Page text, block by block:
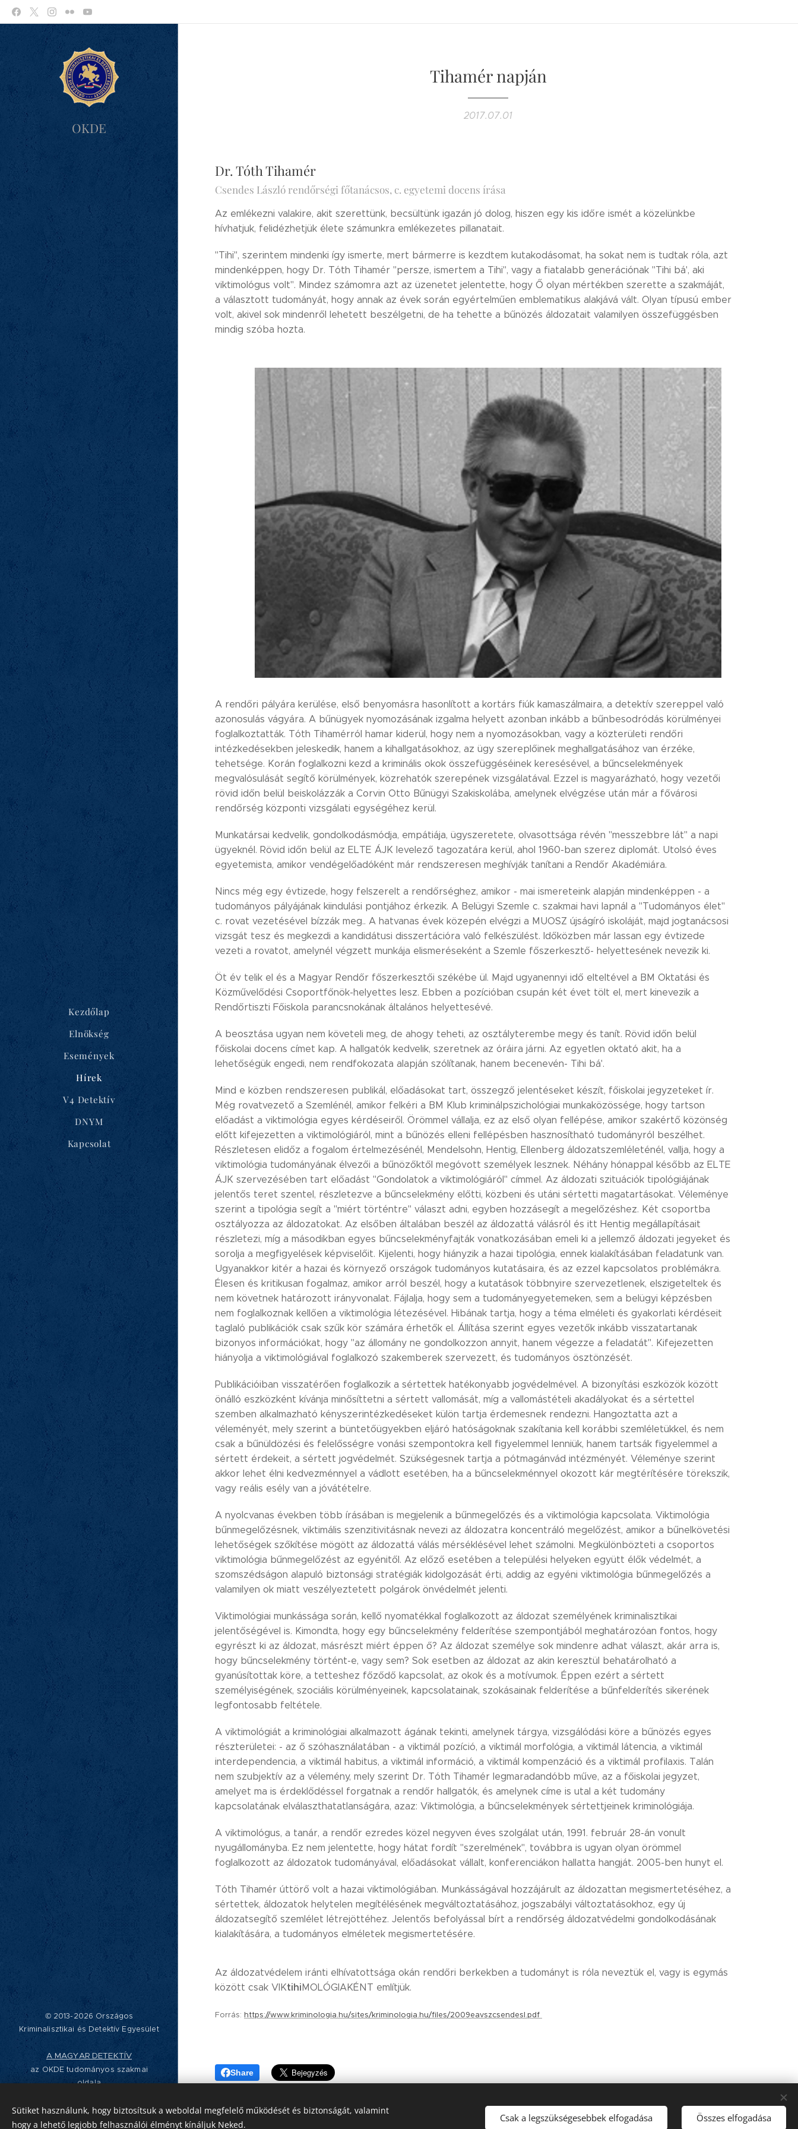
OKDE
Kezdőlap
Elnökség
Események
Hírek
V4 Detektív
DNYM
Kapcsolat
Tihamér napján
2017.07.01
Dr. Tóth Tihamér
Csendes László rendőrségi főtanácsos, c. egyetemi docens írása
Az emlékezni valakire, akit szerettünk, becsültünk igazán jó dolog, hiszen egy kis időre ismét a közelünkbe
hívhatjuk, felidézhetjük élete számunkra emlékezetes pillanatait.
"Tihi", szerintem mindenki így ismerte, mert bármerre is kezdtem kutakodásomat, ha sokat nem is tudtak róla, azt
mindenképpen, hogy Dr. Tóth Tihamér "persze, ismertem a Tihi", vagy a fiatalabb generációnak "Tihi bá', aki
viktimológus volt". Mindez számomra azt az üzenetet jelentette, hogy Ő olyan mértékben szerette a szakmáját,
a választott tudományát, hogy annak az évek során egyértelműen emblematikus alakjává vált. Olyan típusú ember
volt, akivel sok mindenről lehetett beszélgetni, de ha tehette a bűnözés áldozatait valamilyen összefüggésben
mindig szóba hozta.
A rendőri pályára kerülése, első benyomásra hasonlított a kortárs fiúk kamaszálmaira, a detektív szereppel való
azonosulás vágyára. A bűnügyek nyomozásának izgalma helyett azonban inkább a bűnbesodródás körülményei
foglalkoztatták. Tóth Tihamérról hamar kiderül, hogy nem a nyomozásokban, vagy a közterületi rendőri
intézkedésekben jeleskedik, hanem a kihallgatásokhoz, az ügy szereplőinek meghallgatásához van érzéke,
tehetsége. Korán foglalkozni kezd a kriminális okok összefüggéséinek keresésével, a bűncselekmények
megvalósulását segítő körülmények, közrehatók szerepének vizsgálatával. Ezzel is magyarázható, hogy vezetői
rövid időn belül beiskolázzák a Corvin Otto Bűnügyi Szakiskolába, amelynek elvégzése után már a fővárosi
rendőrség központi vizsgálati egységéhez kerül.
Munkatársai kedvelik, gondolkodásmódja, empátiája, ügyszeretete, olvasottsága révén "messzebbre lát" a napi
ügyeknél. Rövid időn belül az ELTE ÁJK levelező tagozatára kerül, ahol 1960-ban szerez diplomát. Utolsó éves
egyetemista, amikor vendégelőadóként már rendszeresen meghívják tanítani a Rendőr Akadémiára.
Nincs még egy évtizede, hogy felszerelt a rendőrséghez, amikor - mai ismereteink alapján mindenképpen - a
tudományos pályájának kiindulási pontjához érkezik. A Belügyi Szemle c. szakmai havi lapnál a "Tudományos élet"
c. rovat vezetésével bízzák meg.. A hatvanas évek közepén elvégzi a MUOSZ újságíró iskoláját, majd jogtanácsosi
vizsgát tesz és megkezdi a kandidátusi disszertációra való felkészülést. Időközben már lassan egy évtizede
vezeti a rovatot, amelynél végzett munkája elismeréseként a Szemle főszerkesztő- helyettesének nevezik ki.
Öt év telik el és a Magyar Rendőr főszerkesztői székébe ül. Majd ugyanennyi idő elteltével a BM Oktatási és
Közművelődési Csoportfőnök-helyettes lesz. Ebben a pozícióban csupán két évet tölt el, mert kinevezik a
Rendőrtiszti Főiskola parancsnokának általános helyettesévé.
A beosztása ugyan nem követeli meg, de ahogy teheti, az osztályterembe megy és tanít. Rövid időn belül
főiskolai docens címet kap. A hallgatók kedvelik, szeretnek az óráira járni. Az egyetlen oktató akit, ha a
lehetőségük engedi, nem rendfokozata alapján szólítanak, hanem becenevén- Tihi bá'.
Mind e közben rendszeresen publikál, előadásokat tart, összegző jelentéseket készít, főiskolai jegyzeteket ír.
Még rovatvezető a Szemlénél, amikor felkéri a BM Klub kriminálpszichológiai munkaközössége, hogy tartson
előadást a viktimológia egyes kérdéseiről. Örömmel vállalja, ez az első olyan fellépése, amikor szakértő közönség
előtt kifejezetten a viktimológiáról, mint a bűnözés elleni fellépésben hasznosítható tudományról beszélhet.
Részletesen elidőz a fogalom értelmezésénél, Mendelsohn, Hentig, Ellenberg áldozatszemléleténél, vallja, hogy a
viktimológia tudományának élvezői a bűnözőktől megóvott személyek lesznek. Néhány hónappal később az ELTE
ÁJK szervezésében tart előadást "Gondolatok a viktimológiáról" címmel. Az áldozati szituációk tipológiájának
jelentős teret szentel, részletezve a bűncselekmény előtti, közbeni és utáni sértetti magatartásokat. Véleménye
szerint a tipológia segít a "miért történtre" választ adni, egyben hozzásegít a megelőzéshez. Két csoportba
osztályozza az áldozatokat. Az elsőben általában beszél az áldozattá válásról és itt Hentig megállapításait
részletezi, míg a másodikban egyes bűncselekményfajták vonatkozásában emeli ki a jellemző áldozati jegyeket és
sorolja a megfigyelések képviselőit. Kijelenti, hogy hiányzik a hazai tipológia, ennek kialakításában feladatunk van.
Ugyanakkor kitér a hazai és környező országok tudományos kutatásaira, és az ezzel kapcsolatos problémákra.
Élesen és kritikusan fogalmaz, amikor arról beszél, hogy a kutatások többnyire szervezetlenek, elszigeteltek és
nem követnek határozott irányvonalat. Fájlalja, hogy sem a tudományegyetemeken, sem a belügyi képzésben
nem foglalkoznak kellően a viktimológia létezésével. Hibának tartja, hogy a téma elméleti és gyakorlati kérdéseit
taglaló publikációk csak szűk kör számára érhetők el. Állítása szerint egyes vezetők inkább visszatartanak
bizonyos információkat, hogy "az állomány ne gondolkozzon annyit, hanem végezze a feladatát". Kifejezetten
hiányolja a viktimológiával foglalkozó szakemberek szervezett, és tudományos ösztönzését.
Publikációiban visszatérően foglalkozik a sértettek hatékonyabb jogvédelmével. A bizonyítási eszközök között
önálló eszközként kívánja minősíttetni a sértett vallomását, míg a vallomástételi akadályokat és a sértettel
szemben alkalmazható kényszerintézkedéseket külön tartja érdemesnek rendezni. Hangoztatta azt a
véleményét, mely szerint a büntetőügyekben eljáró hatóságoknak szakítania kell korábbi szemléletükkel, és nem
csak a bűnüldözési és felelősségre vonási szempontokra kell figyelemmel lenniük, hanem tartsák figyelemmel a
sértett érdekeit, a sértett jogvédelmét. Szükségesnek tartja a pótmagánvád intézményét. Véleménye szerint
akkor lehet élni kedvezménnyel a vádlott esetében, ha a bűncselekménnyel okozott kár megtérítésére törekszik,
vagy reális esély van a jóvátételre.
A nyolcvanas években több írásában is megjelenik a bűnmegelőzés és a viktimológia kapcsolata. Viktimológia
bűnmegelőzésnek, viktimális szenzitivitásnak nevezi az áldozatra koncentráló megelőzést, amikor a bűnelkövetési
lehetőségek szőkítése mögött az áldozattá válás mérséklésével lehet számolni. Megkülönbözteti a csoportos
viktimológia bűnmegelőzést az egyénitől. Az előző esetében a települési helyeken együtt élők védelmét, a
szomszédságon alapuló biztonsági stratégiák kidolgozását érti, addig az egyéni viktimológia bűnmegelőzés a
valamilyen ok miatt veszélyeztetett polgárok önvédelmét jelenti.
Viktimológiai munkássága során, kellő nyomatékkal foglalkozott az áldozat személyének kriminalisztikai
jelentőségével is. Kimondta, hogy egy bűncselekmény felderítése szempontjából meghatározóan fontos, hogy
egyrészt ki az áldozat, másrészt miért éppen ő? Az áldozat személye sok mindenre adhat választ, akár arra is,
hogy bűncselekmény történt-e, vagy sem? Sok esetben az áldozat az akin keresztül behatárolható a
gyanúsítottak köre, a tetteshez főződő kapcsolat, az okok és a motívumok. Éppen ezért a sértett
személyiségének, szociális körülményeinek, kapcsolatainak, szokásainak felderítése a bűnfelderítés sikerének
legfontosabb feltétele.
A viktimológiát a kriminológiai alkalmazott ágának tekinti, amelynek tárgya, vizsgálódási köre a bűnözés egyes
részterületei: - az ő szóhasználatában - a viktimál pozíció, a viktimál morfológia, a viktimál látencia, a viktimál
interdependencia, a viktimál habitus, a viktimál információ, a viktimál kompenzáció és a viktimál profilaxis. Talán
nem szubjektív az a vélemény, mely szerint Dr. Tóth Tihamér legmaradandóbb műve, az a főiskolai jegyzet,
amelyet ma is érdeklődéssel forgatnak a rendőr hallgatók, és amelynek címe is utal a két tudomány
kapcsolatának elválaszthatatlanságára, azaz: Viktimológia, a bűncselekmények sértettjeinek kriminológiája.
A viktimológus, a tanár, a rendőr ezredes közel negyven éves szolgálat után, 1991. február 28-án vonult
nyugállományba. Ez nem jelentette, hogy hátat fordít "szerelmének", továbbra is ugyan olyan örömmel
foglalkozott az áldozatok tudományával, előadásokat vállalt, konferenciákon hallatta hangját. 2005-ben hunyt el.
Tóth Tihamér úttörő volt a hazai viktimológiában. Munkásságával hozzájárult az áldozattan megismertetéséhez, a
sértettek, áldozatok helytelen megítélésének megváltoztatásához, jogszabályi változtatásokhoz, egy új
áldozatsegítő szemlélet létrejöttéhez. Jelentős befolyással bírt a rendőrség áldozatvédelmi gondolkodásának
kialakítására, a tudományos elméletek megismertetésére.
Az áldozatvédelem iránti elhívatottsága okán rendőri berkekben a tudományt is róla neveztük el, vagy is egymás
között csak VIKtihiMOLÓGIAKÉNT említjük.
Forrás: https://www.kriminologia.hu/sites/kriminologia.hu/files/2009eavszcsendesl.pdf
Share
© 2013-2026 Országos
Kriminalisztikai és Detektív Egyesület
A MAGYAR DETEKTÍV
az OKDE tudományos szakmai
oldala
Designed by OKDE
Sütiket használunk, hogy biztosítsuk a weboldal megfelelő működését és biztonságát, valamint
hogy a lehető legjobb felhasználói élményt kínáljuk Neked.
Csak a legszükségesebbek elfogadása Összes elfogadása